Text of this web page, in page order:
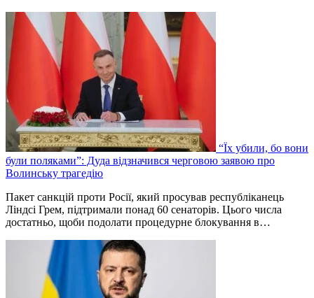
“Їх убили, бо вони
були поляками”: Дуда відзначився черговою заявою про
Волинську трагедію
Пакет санкцій проти Росії, який просував республіканець
Ліндсі Грем, підтримали понад 60 сенаторів. Цього числа
достатньо, щоби подолати процедурне блокування в…